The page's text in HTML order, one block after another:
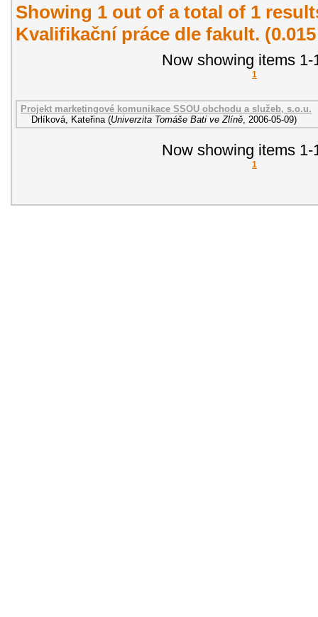
Showing 1 out of a total of 1
Kvalifikační práce dle fakult.
Now showing items 1-
1
Projekt marketingové komunikace SSOU obchodu a služeb, s.o.u.
Drlíková, Kateřina (Univerzita Tomáše Bati ve Zlíně 2006-05-09)
Now showing items 1-
1